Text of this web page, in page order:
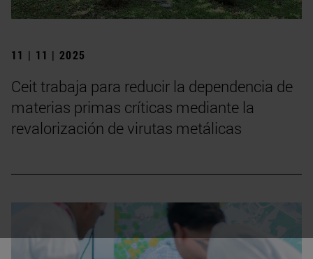
11 | 11 | 2025
Ceit trabaja para reducir la dependencia de
materias primas críticas mediante la
revalorización de virutas metálicas